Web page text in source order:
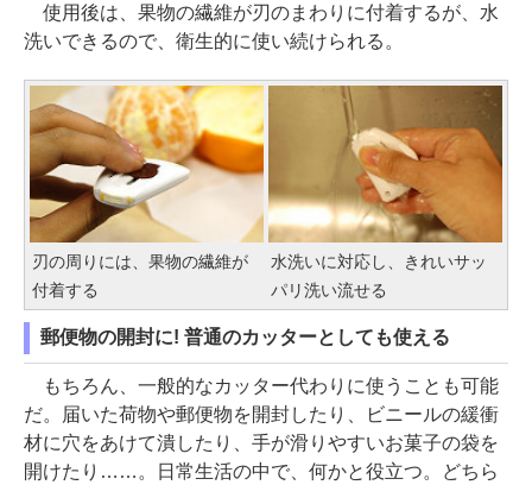
使用後は、果物の繊維が刃のまわりに付着するが、水
洗いできるので、衛生的に使い続けられる。
刃の周りには、果物の繊維が
付着する
水洗いに対応し、きれいサッ
パリ洗い流せる
郵便物の開封に! 普通のカッターとしても使える
もちろん、一般的なカッター代わりに使うことも可能
だ。届いた荷物や郵便物を開封したり、ビニールの緩衝
材に穴をあけて潰したり、手が滑りやすいお菓子の袋を
開けたり……。日常生活の中で、何かと役立つ。どちら